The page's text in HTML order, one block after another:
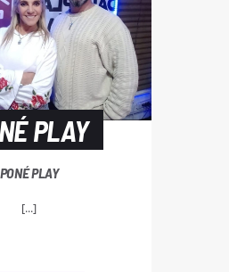
PLAY
PONÉ PLAY
[...]